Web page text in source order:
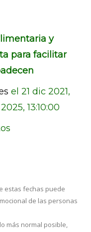
y
para facilitar
el 21 dic 2021,
13:10:00
estas fechas puede
de las personas
más normal posible,